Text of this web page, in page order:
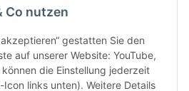
Co nutzen
gestatten Sie den
auf unserer Website: YouTube,
die Einstellung jederzeit
links unten). Weitere Details
IhrerDatenschutzerklärungregelmäßig
zu Ihrem Produktsortiment per E-
Mail zu.